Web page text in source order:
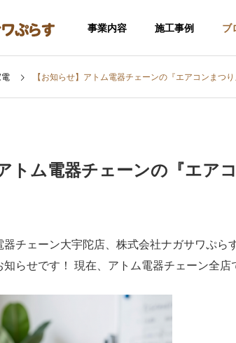
事業内容 施工事例 ブ
住宅事業
【お知らせ】アトム電器チェーンの『エアコンまつり
トム電器チェーンの『エア
チェーン大宇陀店、株式会社ナガサワぷら
らせです！ 現在、アトム電器チェーン全店